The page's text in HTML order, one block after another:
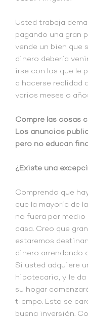
Usted trabaja
pagando una gran
vende un bien que
dinero debería
irse con los que le
a hacerse realidad
varios meses o
Compre las cosas
Los anuncios
pero no educan
¿Existe una
Comprendo que
que la mayoría de
no fuera por medio
casa. Creo que
estaremos
dinero arrendando
Si usted adquiere
hipotecario, y le
su hogar
tiempo. Esto se
buena inversión.